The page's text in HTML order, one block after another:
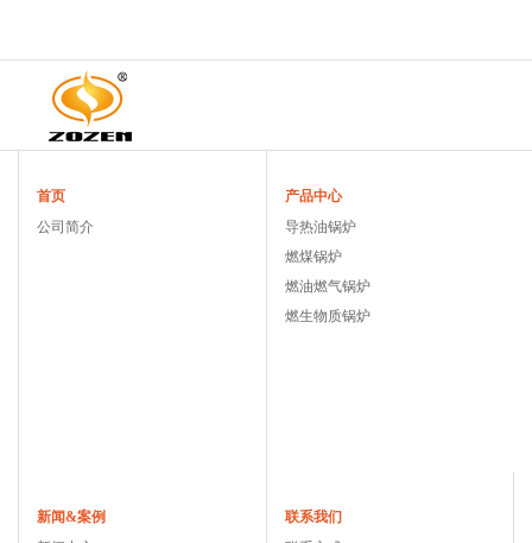
首页
公司简介
产品中心
导热油锅炉
燃煤锅炉
燃油燃气锅炉
燃生物质锅炉
新闻&案例
联系我们